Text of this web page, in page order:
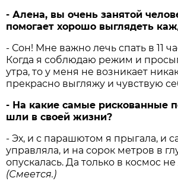
- Алена, вы очень занятой
помогает хорошо выглядеть
- Сон! Мне важно лечь спать в 11
Когда я соблюдаю режим и
утра, то у меня не возникает
прекрасно выгляжу и чувствую
- На какие самые рискованные
шли в своей жизни?
- Эх, и с парашютом я прыгала, и
управляла, и на сорок метров в
опускалась. Да только в космос не
(Смеется.)